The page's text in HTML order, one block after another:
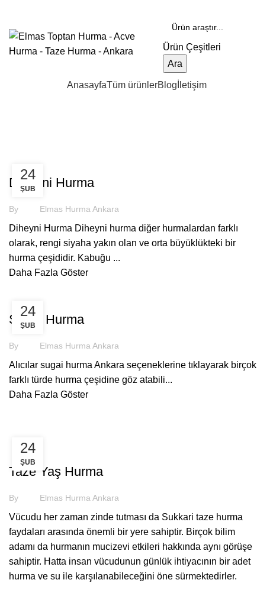
Ürün Çeşitleri
Ara
AnasayfaTüm ürünlerBlog İletişim
24
ŞUB
Diheyni Hurma
By Elmas Hurma Ankara
Diheyni Hurma Diheyni hurma diğer hurmalardan farklı
olarak, rengi siyaha yakın olan ve orta büyüklükteki bir
hurma çeşididir. Kabuğu ...
Daha Fazla Göster
24
ŞUB
Sugai Hurma
By Elmas Hurma Ankara
Alıcılar sugai hurma Ankara seçeneklerine tıklayarak birçok
farklı türde hurma çeşidine göz atabili...
Daha Fazla Göster
24
ŞUB
HURMA ÇEŞITLERI
Taze Yaş Hurma
By Elmas Hurma Ankara
Vücudu her zaman zinde tutması da Sukkari taze hurma
faydaları arasında önemli bir yere sahiptir. Birçok bilim
adamı da hurmanın mucizevi etkileri hakkında aynı görüşe
sahiptir. Hatta insan vücudunun günlük ihtiyacının bir adet
hurma ve su ile karşılanabileceğini öne sürmektedirler.